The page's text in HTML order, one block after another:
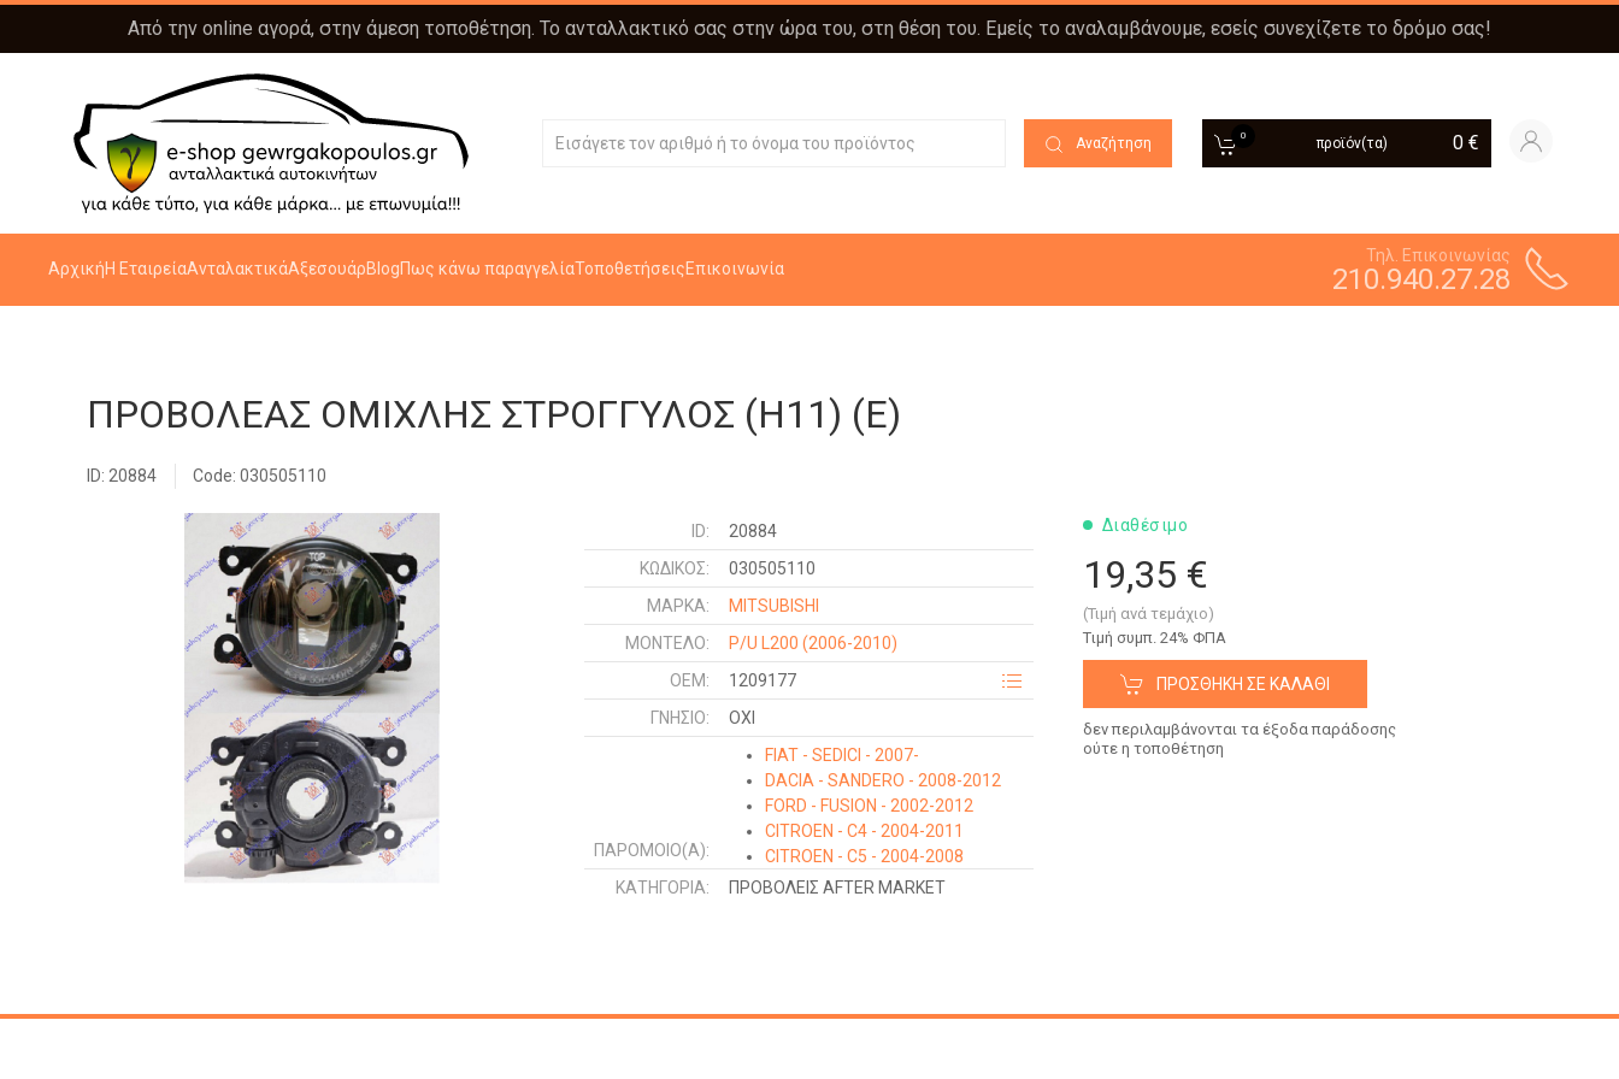
Από την online αγορά, στην άμεση τοποθέτηση. Το ανταλλακτικό σας στην ώρα του, στη θέση του. Εμείς το αναλαμβάνουμε, εσείς συνεχίζετε το δρόμο σας!
Αναζήτηση 0 προϊόν(τα) 0 €
ΑρχικήΗ ΕταιρείαΑνταλακτικάΑξεσουάρBlogΠως κάνω παραγγελίαΤοποθετήσειςΕπικοινωνία
Τηλ. Επικοινωνίας
210.940.27.28
ΠΡΟΒΟΛΕΑΣ ΟΜΙΧΛΗΣ ΣΤΡΟΓΓΥΛΟΣ (Η11) (Ε)
ID: 20884 Code: 030505110
ID:
20884
ΚΩΔΙΚΌΣ:
030505110
ΜΑΡΚΑ:
MITSUBISHI
ΜΟΝΤΕΛΟ:
P/U L200 (2006-2010)
OEM:
1209177
ΓΝΉΣΙΟ:
ΟΧΙ
ΠΑΡΌΜΟΙΟ(Α):
FIAT - SEDICI - 2007-
DACIA - SANDERO - 2008-2012
FORD - FUSION - 2002-2012
CITROEN - C4 - 2004-2011
CITROEN - C5 - 2004-2008
PEUGEOT - 407 - 2004-2010
ΚΑΤΗΓΟΡΊΑ: ΠΡΟΒΟΛΕΙΣ AFTER MARKET
Διαθέσιμο
19,35 €
(Τιμή ανά τεμάχιο)
Tιμή συμπ. 24% ΦΠΑ
ΠΡΟΣΘΉΚΗ ΣΕ ΚΑΛΆΘΙ
δεν περιλαμβάνονται τα έξοδα παράδοσης
ούτε η τοποθέτηση